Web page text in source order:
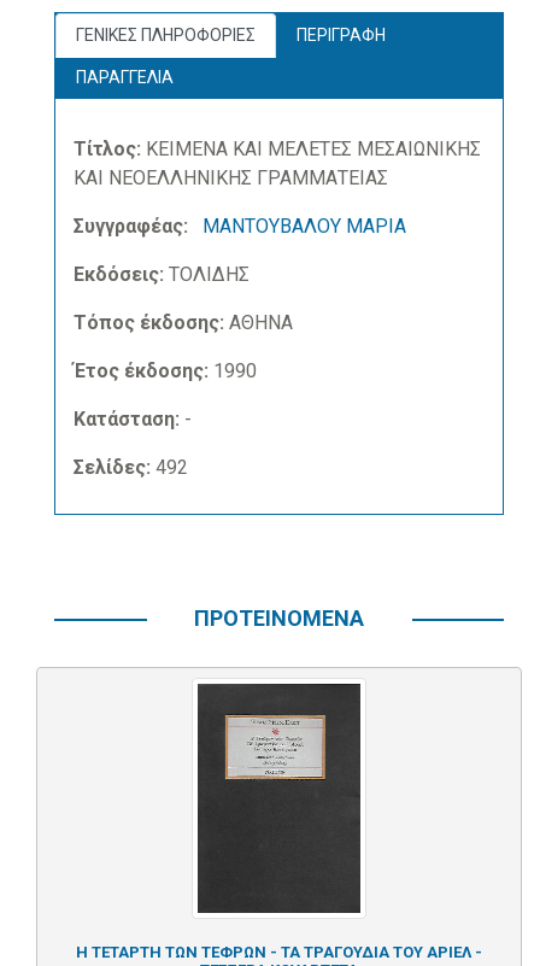
ΓΕΝΙΚΕΣ ΠΛΗΡΟΦΟΡΙΕΣ ΠΕΡΙΓΡΑΦΗ
ΠΑΡΑΓΓΕΛΙΑ
Τίτλος: ΚΕΙΜΕΝΑ ΚΑΙ ΜΕΛΕΤΕΣ ΜΕΣΑΙΩΝΙΚΗΣ
ΚΑΙ ΝΕΟΕΛΛΗΝΙΚΗΣ ΓΡΑΜΜΑΤΕΙΑΣ
Συγγραφέας: ΜΑΝΤΟΥΒΑΛΟΥ ΜΑΡΙΑ
Εκδόσεις: ΤΟΛΙΔΗΣ
Τόπος έκδοσης: ΑΘΗΝΑ
Έτος έκδοσης: 1990
Κατάσταση: -
Σελίδες: 492
ΠΡΟΤΕΙΝΟΜΕΝΑ
Η ΤΕΤΑΡΤΗ ΤΩΝ ΤΕΦΡΩΝ - ΤΑ ΤΡΑΓΟΥΔΙΑ ΤΟΥ ΑΡΙΕΛ -